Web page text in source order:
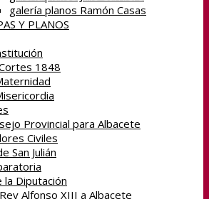
galería planos Ramón Casas
Y PLANOS
1848
Provincial para Albacete
Civiles
San Julián
la Diputación
Alfonso XIII a Albacete